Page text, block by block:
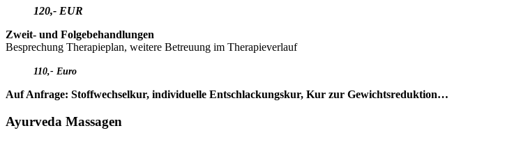
120,- EUR
Zweit- und Folgebehandlungen
Besprechung Therapieplan, weitere Betreuung im Therapieverlauf
110,- Euro
Auf Anfrage: Stoffwechselkur, individuelle Entschlackungskur, Kur zur Gewichtsreduktion…
Ayurveda Massagen